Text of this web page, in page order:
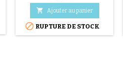
 Ajouter au panier
 RUPTURE DE STOCK